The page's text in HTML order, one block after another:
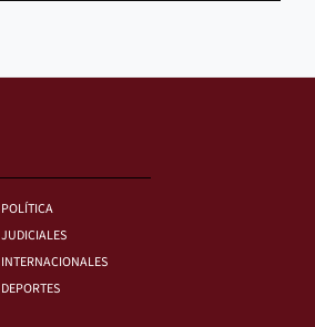
POLÍTICA
JUDICIALES
INTERNACIONALES
DEPORTES